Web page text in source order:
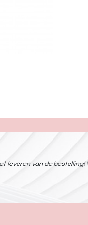
leveren van de bestelling!